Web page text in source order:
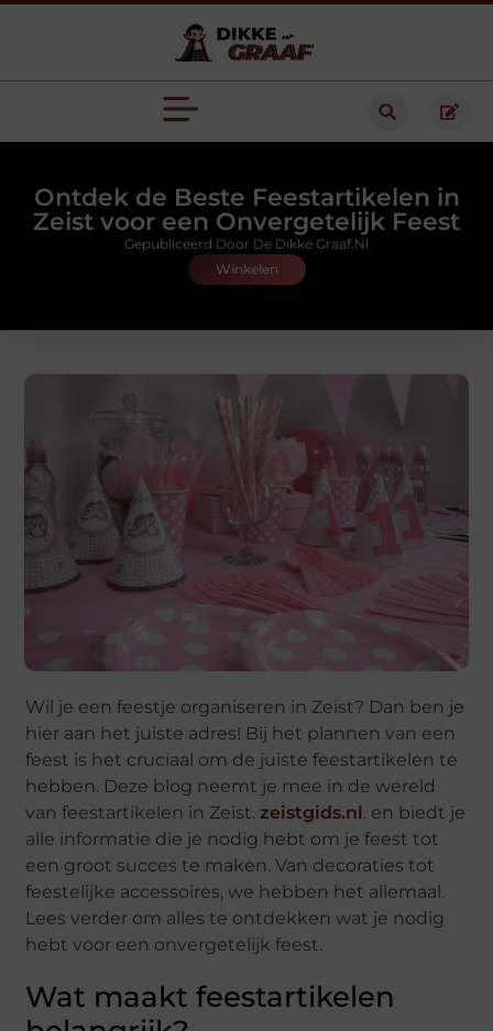
Ontdek de Beste Feestartikelen in
Zeist voor een Onvergetelijk Feest
Winkelen
Gepubliceerd Door De Dikke Graaf.nl
Wil je een feestje organiseren in Zeist? Dan ben je
hier aan het juiste adres! Bij het plannen van een
feest is het cruciaal om de juiste feestartikelen te
hebben. Deze blog neemt je mee in de wereld
van feestartikelen in Zeist. zeistgids.nl. en biedt je
alle informatie die je nodig hebt om je feest tot
een groot succes te maken. Van decoraties tot
feestelijke accessoires, we hebben het allemaal.
Lees verder om alles te ontdekken wat je nodig
hebt voor een onvergetelijk feest.
Wat maakt feestartikelen